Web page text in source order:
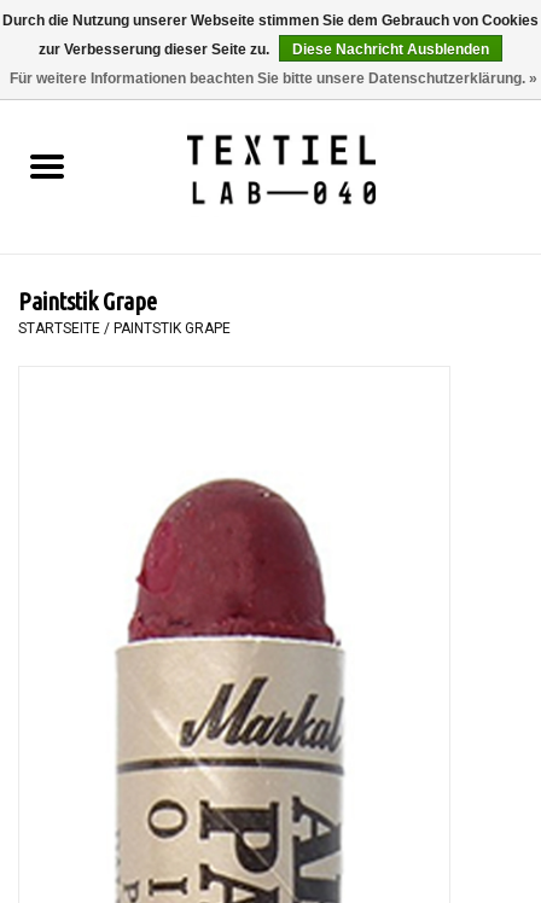
0 Artikel - €0,00
BÜCHER
MALEN
Paintstik Grape
STARTSEITE / PAINTSTIK GRAPE
Durch die Nutzung unserer Webseite stimmen Sie dem Gebrauch von Cookies
zur Verbesserung dieser Seite zu.
Diese Nachricht Ausblenden
Für weitere Informationen beachten Sie bitte unsere Datenschutzerklärung. »